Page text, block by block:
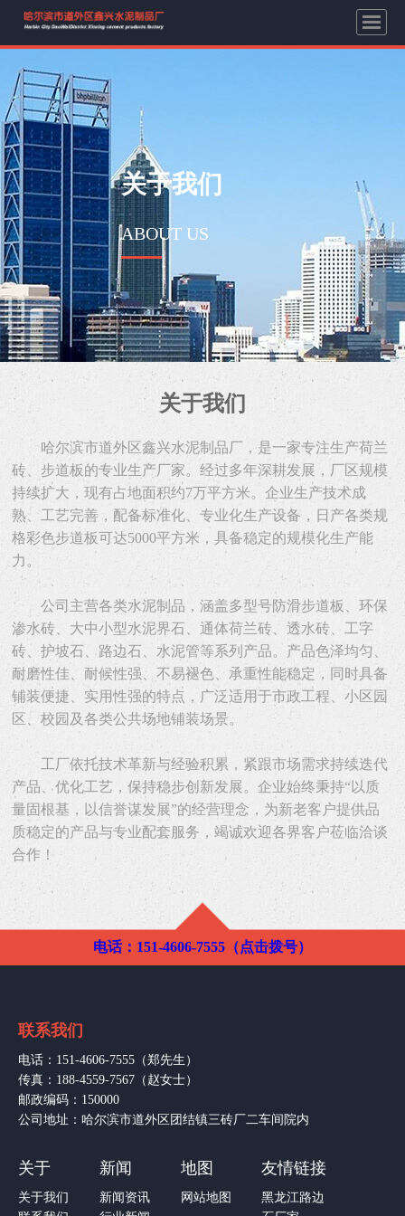
关于我们
ABOUT US
关于我们
哈尔滨市道外区鑫兴水泥制品厂，是一家专注生产荷兰
砖、步道板的专业生产厂家。经过多年深耕发展，厂区规模
持续扩大，现有占地面积约7万平方米。企业生产技术成
熟、工艺完善，配备标准化、专业化生产设备，日产各类规
格彩色步道板可达5000平方米，具备稳定的规模化生产能
力。
公司主营各类水泥制品，涵盖多型号防滑步道板、环保
渗水砖、大中小型水泥界石、通体荷兰砖、透水砖、工字
砖、护坡石、路边石、水泥管等系列产品。产品色泽均匀、
耐磨性佳、耐候性强、不易褪色、承重性能稳定，同时具备
铺装便捷、实用性强的特点，广泛适用于市政工程、小区园
区、校园及各类公共场地铺装场景。
工厂依托技术革新与经验积累，紧跟市场需求持续迭代
产品、优化工艺，保持稳步创新发展。企业始终秉持“以质
量固根基，以信誉谋发展”的经营理念，为新老客户提供品
质稳定的产品与专业配套服务，竭诚欢迎各界客户莅临洽谈
合作！
电话：151-4606-7555（点击拨号）
联系我们
电话：151-4606-7555（郑先生）
传真：188-4559-7567（赵女士）
邮政编码：150000
公司地址：哈尔滨市道外区团结镇三砖厂二车间院内
关于
关于我们
新闻
新闻资讯
地图
网站地图
友情链接
黑龙江路边